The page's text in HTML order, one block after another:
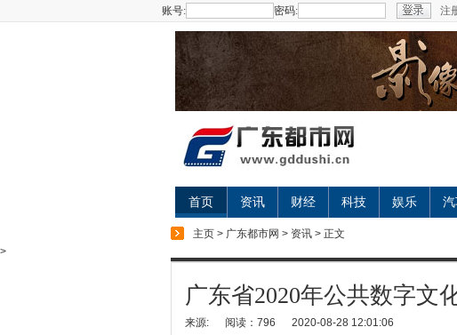
账号: 密码: 注
首页 资讯 财经 科技 娱乐
主页 > 广东都市网 > 资讯 > 正文
>
广东省2020年公共数字文
来源: 阅读：796 2020-08-28 12:01:06